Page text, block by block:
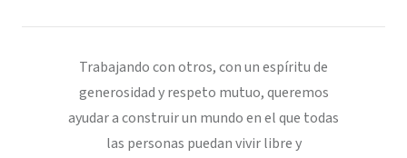
Trabajando con otros, con un espíritu de
generosidad y respeto mutuo, queremos
ayudar a construir un mundo en el que todas
las personas puedan vivir libre y